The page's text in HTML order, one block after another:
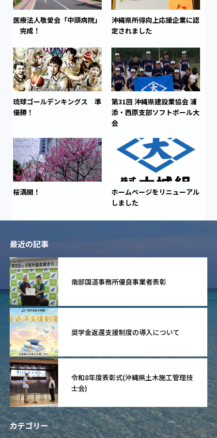
医療法人敬愛会「中頭病院」
完成！
沖縄県所得向上応援企業に認
定されました
琉球ゴールデンキングス 準
優勝！
第31回 沖縄県建設業協会 浦
添・西原支部ソフトボール大
会
桜満開！
ホームページをリニューアル
しました
最近の記事
南部国道事務所優良事業者表彰
奨学金返還支援制度の導入について
令和8年度表彰式(沖縄県土木施工管理技
士会)
カテゴリー